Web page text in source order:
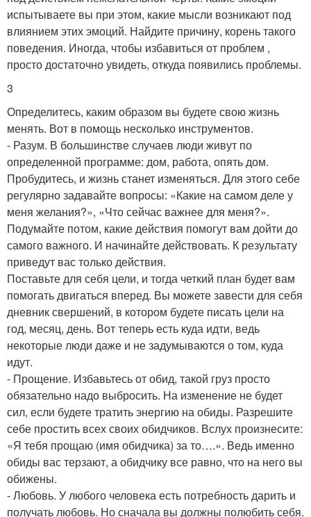
испытываете вы при этом, какие мысли возникают под
влиянием этих эмоций. Найдите причину, корень такого
поведения. Иногда, чтобы избавиться от проблем ,
просто достаточно увидеть, откуда появились проблемы.
3
Определитесь, каким образом вы будете свою жизнь
менять. Вот в помощь несколько инструментов.
- Разум. В большинстве случаев люди живут по
определенной программе: дом, работа, опять дом.
Пробудитесь, и жизнь станет изменяться. Для этого себе
регулярно задавайте вопросы: «Какие на самом деле у
меня желания?», «Что сейчас важнее для меня?».
Подумайте потом, какие действия помогут вам дойти до
самого важного. И начинайте действовать. К результату
приведут вас только действия.
Поставьте для себя цели, и тогда четкий план будет вам
помогать двигаться вперед. Вы можете завести для себя
дневник свершений, в котором будете писать цели на
год, месяц, день. Вот теперь есть куда идти, ведь
некоторые люди даже и не задумываются о том, куда
идут.
- Прощение. Избавьтесь от обид, такой груз просто
обязательно надо выбросить. На изменение не будет
сил, если будете тратить энергию на обиды. Разрешите
себе простить всех своих обидчиков. Вслух произнесите:
«Я тебя прощаю (имя обидчика) за то….». Ведь именно
обиды вас терзают, а обидчику все равно, что на него вы
обижены.
- Любовь. У любого человека есть потребность дарить и
получать любовь. Но сначала вы должны полюбить себя.